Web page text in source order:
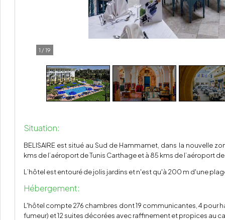
1 /19
Situation:
BELISAIRE est situé au Sud de Hammamet, dans la nouvelle
kms de l’aéroport de Tunis Carthage et à 85 kms de l’aéroport
L’hôtel est entouré de jolis jardins et n'est qu'à 200 m d'une
Hébergement:
L'hôtel compte 276 chambres dont 19 communicantes, 4 pour
fumeur) et 12 suites décorées avec raffinement et propices au